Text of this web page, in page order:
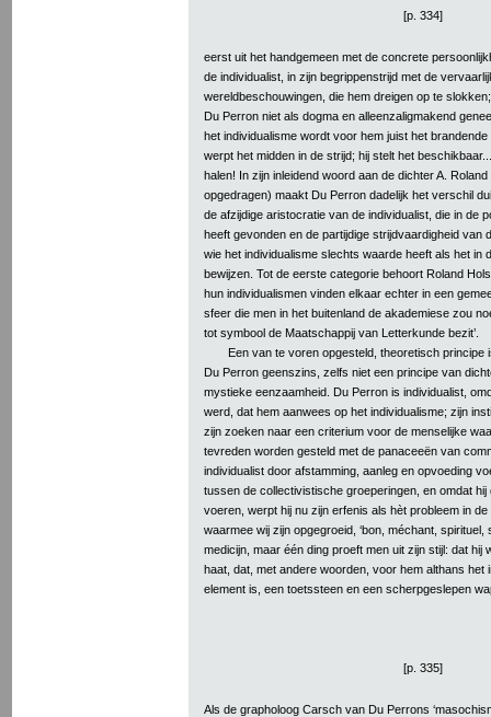
[p. 334]
eerst uit het handgemeen met de concrete
de individualist, in zijn begrippenstrijd met de
wereldbeschouwingen, die hem dreigen op te
Du Perron niet als dogma en alleenzaligmakend
het individualisme wordt voor hem juist het
werpt het midden in de strijd; hij stelt het
halen! In zijn inleidend woord aan de dichter A.
opgedragen) maakt Du Perron dadelijk het verschil
de afzijdige aristocratie van de individualist, die in de
heeft gevonden en de partijdige strijdvaardigheid van
wie het individualisme slechts waarde heeft als het in
bewijzen. Tot de eerste categorie behoort Roland
hun individualismen vinden elkaar echter in een
sfeer die men in het buitenland de akademiese zou
tot symbool de Maatschappij van Letterkunde bezit’.
Een van te voren opgesteld, theoretisch principe
Du Perron geenszins, zelfs niet een principe van
mystieke eenzaamheid. Du Perron is individualist,
werd, dat hem aanwees op het individualisme; zijn
zijn zoeken naar een criterium voor de menselijke
tevreden worden gesteld met de panaceeën van
individualist door afstamming, aanleg en opvoeding
tussen de collectivistische groeperingen, en omdat
voeren, werpt hij nu zijn erfenis als hèt probleem in
waarmee wij zijn opgegroeid, ‘bon, méchant, spirituel,
medicijn, maar één ding proeft men uit zijn stijl: dat hij
haat, dat, met andere woorden, voor hem althans het
element is, een toetssteen en een scherpgeslepen
[p. 335]
Als de grapholoog Carsch van Du Perrons